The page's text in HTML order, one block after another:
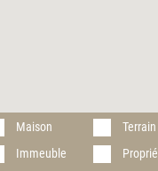
Maison Terrain
Immeuble